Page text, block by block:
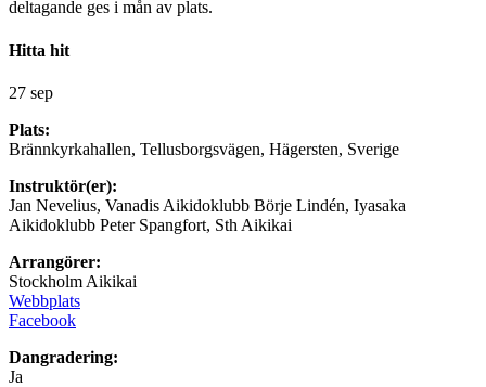
deltagande ges i mån av plats.
Hitta hit
27 sep
Plats:
Brännkyrkahallen, Tellusborgsvägen, Hägersten, Sverige
Instruktör(er):
Jan Nevelius, Vanadis Aikidoklubb Börje Lindén, Iyasaka
Aikidoklubb Peter Spangfort, Sth Aikikai
Arrangörer:
Stockholm Aikikai
Webbplats
Facebook
Dangradering:
Ja